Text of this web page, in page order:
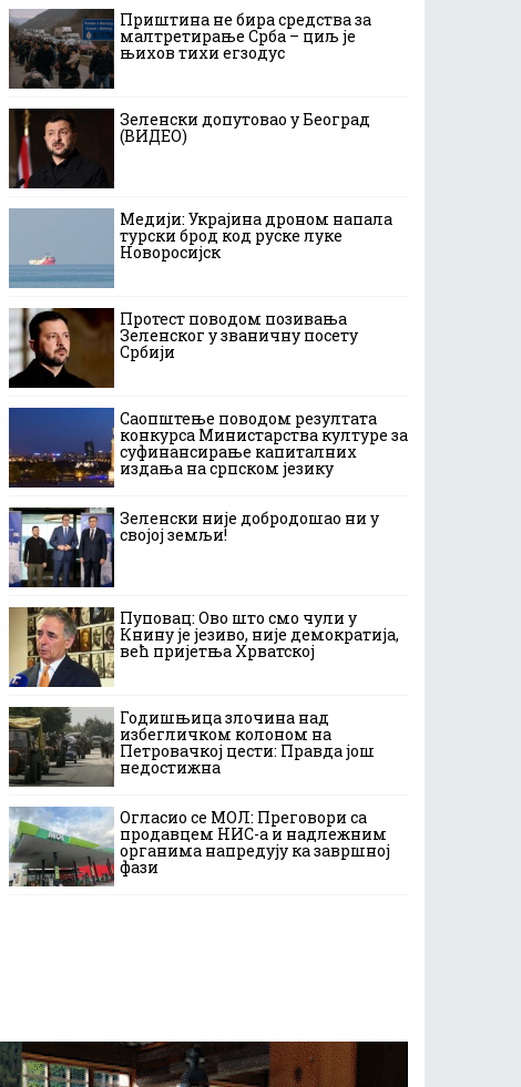
Приштина не бира средства за
малтретирање Срба – циљ је
њихов тихи егзодус
Зеленски допутовао у Београд
(ВИДЕО)
Медији: Украјина дроном напала
турски брод код руске луке
Новоросијск
Протест поводом позивања
Зеленског у званичну посету
Србији
Саопштење поводом резултата
конкурса Министарства културе за
суфинансирање капиталних
издања на српском језику
Зеленски није добродошао ни у
својој земљи!
Пуповац: Ово што смо чули у
Книну је језиво, није демократија,
већ пријетња Хрватској
Годишњица злочина над
избегличком колоном на
Петровачкој цести: Правда још
недостижна
Огласио се МОЛ: Преговори са
продавцем НИС-а и надлежним
органима напредују ка завршној
фази